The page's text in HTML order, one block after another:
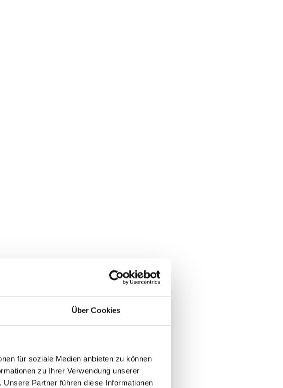
Über Cookies
für soziale Medien anbieten zu können
zu Ihrer Verwendung unserer
Partner führen diese Informationen